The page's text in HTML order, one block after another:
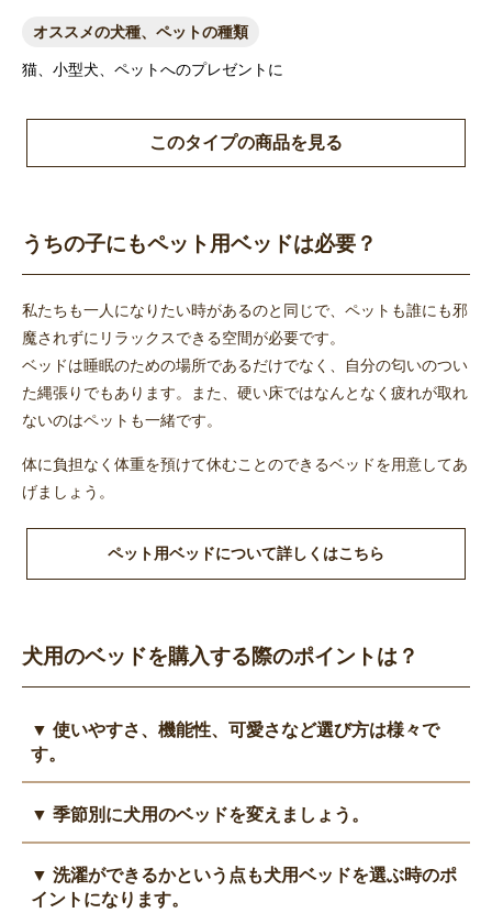
オススメの犬種、ペットの種類
猫、小型犬、ペットへのプレゼントに
このタイプの商品を見る
うちの子にもペット用ベッドは必要？
私たちも一人になりたい時があるのと同じで、ペットも誰にも邪
魔されずにリラックスできる空間が必要です。
ベッドは睡眠のための場所であるだけでなく、自分の匂いのつい
た縄張りでもあります。また、硬い床ではなんとなく疲れが取れ
ないのはペットも一緒です。
体に負担なく体重を預けて休むことのできるベッドを用意してあ
げましょう。
ペット用ベッドについて詳しくはこちら
犬用のベッドを購入する際のポイントは？
▼ 使いやすさ、機能性、可愛さなど選び方は様々で
す。
くの要素があります。
ったベッドを見つけましょう。
▼ 季節別に犬用のベッドを変えましょう。
節には丸まって寝ることが多いので、包み込むような形状を選ぶ
と良いでしょう。 保温性の高い素材や、ふかふかした素材を使
▼ 洗濯ができるかという点も犬用ベッドを選ぶ時のポ
イントになります。